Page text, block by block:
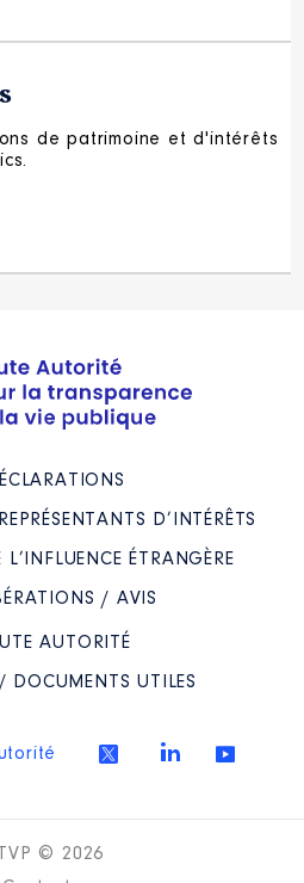
de patrimoine et d'intérêts
D’INTÉRÊTS
L’INFLUENCE ÉTRANGÈRE
/ AVIS
AUTORITÉ
/ DOCUMENTS UTILES
© 2026